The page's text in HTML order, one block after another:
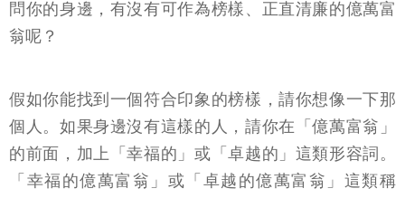
問你的身邊，有沒有可作為榜樣、正直清廉的億萬富
翁呢？
假如你能找到一個符合印象的榜樣，請你想像一下那
個人。如果身邊沒有這樣的人，請你在「億萬富翁」
的前面，加上「幸福的」或「卓越的」這類形容詞。
「幸福的億萬富翁」或「卓越的億萬富翁」這類稱